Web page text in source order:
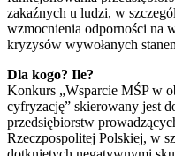
zakaźnych u ludzi, w
wzmocnienia odporności na
kryzysów wywołanych
Dla kogo? Ile?
Konkurs „Wsparcie MŚP w
cyfryzację” skierowany jest
przedsiębiorstw
Rzeczpospolitej Polskiej, w